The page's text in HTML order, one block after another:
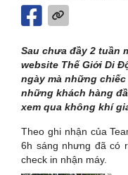
Sau chưa đầy 2 tuần
website Thế Giới Di
ngày mà những
những khách hàng
xem qua không khí
Theo ghi nhận của
6h sáng nhưng đã có
check in nhận máy.